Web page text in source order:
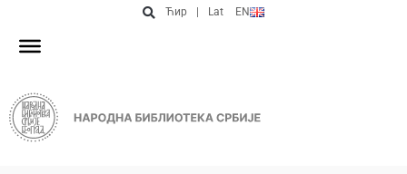
Ћир Lat EN